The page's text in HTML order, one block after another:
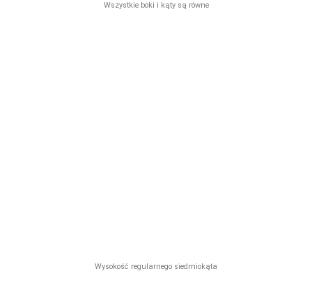
Wszystkie boki i kąty są równe
Wysokość regularnego siedmiokąta